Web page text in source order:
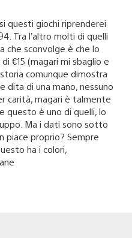
questi giochi riprenderei
Tra l’altro molti di quelli
che sconvolge è che lo
€15 (magari mi sbaglio e
comunque dimostra
dita di una mano, nessuno
carità, magari è talmente
è uno di quelli, lo
Ma i dati sono sotto
piace proprio? Sempre
ha i colori,